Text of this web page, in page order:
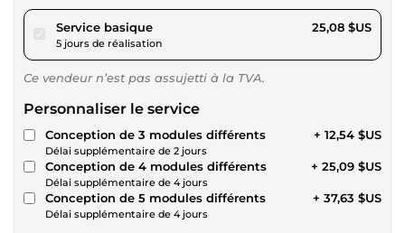
Service basiquepour 23,12 $US
5 jours de réalisation
25,08 $US
Ce vendeur n’est pas assujetti à la TVA.
Personnaliser le service
Conception de 3 modules différents
Délai supplémentaire de 2 jours
+ 12,54 $US
Conception de 4 modules différents
Délai supplémentaire de 4 jours
+ 25,09 $US
Conception de 5 modules différents
Délai supplémentaire de 4 jours
+ 37,63 $US